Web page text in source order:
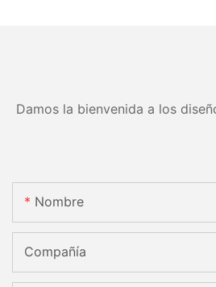
Damos la bienvenida a los
Nombre
Compañía